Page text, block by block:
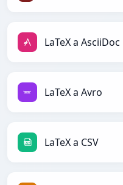
LaTeX a AsciiDoc
LaTeX a Avro
LaTeX a CSV